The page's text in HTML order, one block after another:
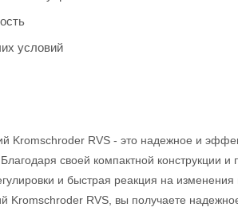
условий
Kromschroder RVS - это надежное и
Благодаря своей компактной
и быстрая реакция на
Kromschroder RVS, вы получаете